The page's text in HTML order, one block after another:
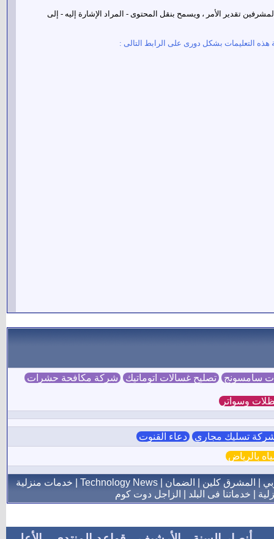
تقدير الأمر ، ويسمح بنقل المحتوى - المراد الإشارة إليه - إلى
سامسونج تصليح غسالات اتوماتيك شركة مكافحة حشرات
وسواتر
تسليك مجاري دعاء القنوت
بالرياض
المشرق كلين الضمان Technology News
خدمات منزلية
خدماتنا فى البلد الزاجل دوت كوم